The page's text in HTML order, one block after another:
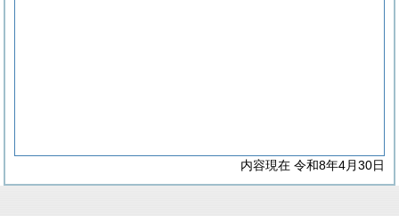
内容現在 令和8年4月30日